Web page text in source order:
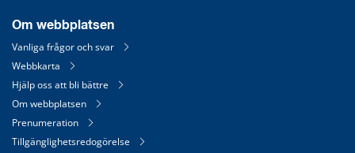
Om webbplatsen
Vanliga frågor och svar
Webbkarta
Hjälp oss att bli bättre
Om webbplatsen
Prenumeration
Tillgänglighetsredogörelse